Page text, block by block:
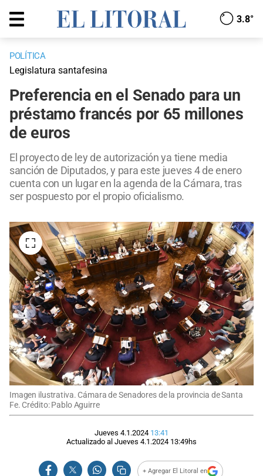
3.8°
POLÍTICA
Legislatura santafesina
Preferencia en el Senado para un
préstamo francés por 65 millones
de euros
El proyecto de ley de autorización ya tiene media
sanción de Diputados, y para este jueves 4 de enero
cuenta con un lugar en la agenda de la Cámara, tras
ser pospuesto por el propio oficialismo.
Imagen ilustrativa. Cámara de Senadores de la provincia de Santa
Fe. Crédito: Pablo Aguirre
Jueves 4.1.2024 13:41
Actualizado al Jueves 4.1.2024 13:49hs
+ Agregar El Litoral en